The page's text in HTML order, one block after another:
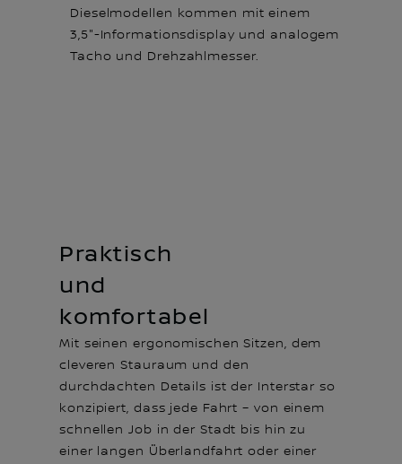
Dieselmodellen kommen mit einem
3,5"-Informationsdisplay und analogem
Tacho und Drehzahlmesser.
Praktisch
und
komfortabel
Mit seinen ergonomischen Sitzen, dem
cleveren Stauraum und den
durchdachten Details ist der Interstar so
konzipiert, dass jede Fahrt – von einem
schnellen Job in der Stadt bis hin zu
einer langen Überlandfahrt oder einer